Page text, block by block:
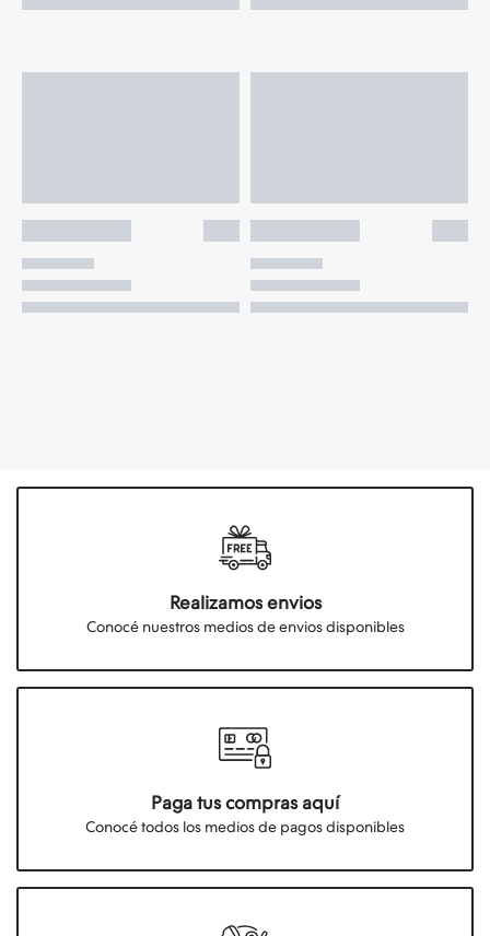
Realizamos envios
Conocé nuestros medios de envios disponibles
Paga tus compras aquí
Conocé todos los medios de pagos disponibles